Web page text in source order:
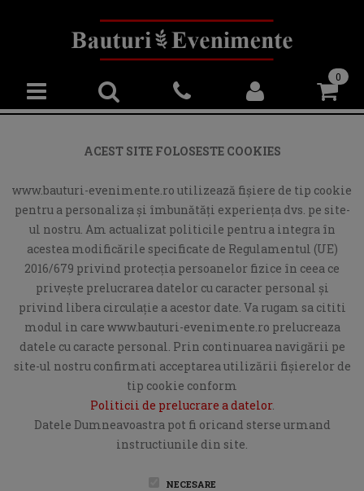
0
ACEST SITE FOLOSESTE COOKIES
www.bauturi-evenimente.ro utilizează fişiere de tip cookie
pentru a personaliza și îmbunătăți experiența dvs. pe site-
ul nostru. Am actualizat politicile pentru a integra în
acestea modificările specificate de Regulamentul (UE)
2016/679 privind protecția persoanelor fizice în ceea ce
privește prelucrarea datelor cu caracter personal și
privind libera circulație a acestor date. Va rugam sa cititi
modul in care www.bauturi-evenimente.ro prelucreaza
datele cu caracte personal. Prin continuarea navigării pe
site-ul nostru confirmati acceptarea utilizării fişierelor de
tip cookie conform
Politicii de prelucrare a datelor.
Datele Dumneavoastra pot fi oricand sterse urmand
instructiunile din site.
NECESARE